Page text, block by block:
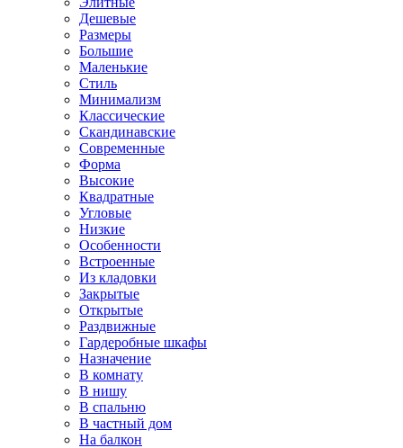
Дешевые
Размеры
Большие
Маленькие
Стиль
Минимализм
Классические
Скандинавские
Современные
Форма
Высокие
Квадратные
Угловые
Низкие
Особенности
Встроенные
Из кладовки
Закрытые
Открытые
Раздвижные
Гардеробные шкафы
Назначение
В комнату
В нишу
В спальню
В частный дом
На балкон